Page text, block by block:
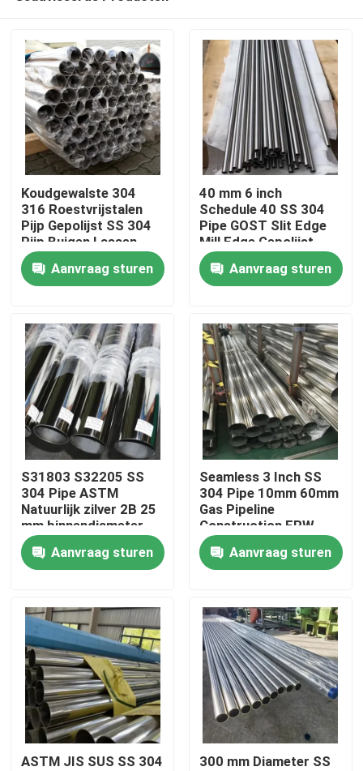
Producten
Videos
Ongeveer ons
Fabrieksreis
Kwaliteitscontrole
Contacteer ons
Nieuws
Gevallen
ss naadloze buis
Koudgewalste 304
316 Roestvrijstalen
Pijp Gepolijst SS 304
Pijp Buigen Lassen
Bewerking Diensten
Beschikbaar
Vierkant/Rond
Aanvraag sturen
40 mm 6 inch
Schedule 40 SS 304
Pipe GOST Slit Edge
Mill Edge Gepolijst
decoratief
Aanvraag sturen
S31803 S32205 SS
304 Pipe ASTM
Natuurlijk zilver 2B 25
mm binnendiameter
Gesweisd
Aanvraag sturen
Seamless 3 Inch SS
304 Pipe 10mm 60mm
Gas Pipeline
Construction ERW
inspection
Aanvraag sturen
ASTM JIS SUS SS 304
300 mm Diameter SS